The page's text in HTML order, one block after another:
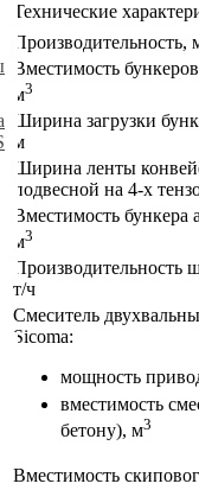
Технические
Производительность,
Вместимость
м3
Ширина загрузки
м
Ширина ленты
подвесной на 4-х
Вместимость бункера
м3
Производительность
т/ч
Смеситель
Sicoma:
мощность
вместимость
бетону), м3
Вместимость